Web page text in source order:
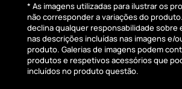
* As imagens utilizadas para ilustrar os
não corresponder a variações do
declina qualquer responsabilidade sobre
nas descrições incluídas nas imagens e/
produto. Galerias de imagens podem
produtos e respetivos acessórios que
incluídos no produto questão.